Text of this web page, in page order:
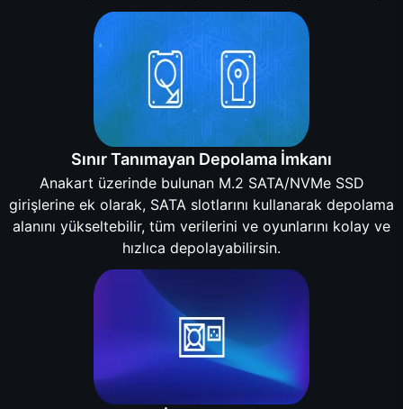
Sınır Tanımayan Depolama İmkanı
Anakart üzerinde bulunan M.2 SATA/NVMe SSD
girişlerine ek olarak, SATA slotlarını kullanarak depolama
alanını yükseltebilir, tüm verilerini ve oyunlarını kolay ve
hızlıca depolayabilirsin.